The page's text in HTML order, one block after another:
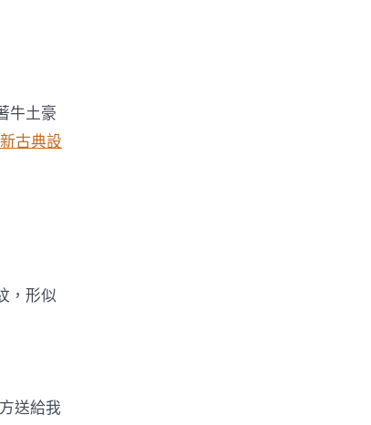
牛土豪
新古典設
，形似
送給我